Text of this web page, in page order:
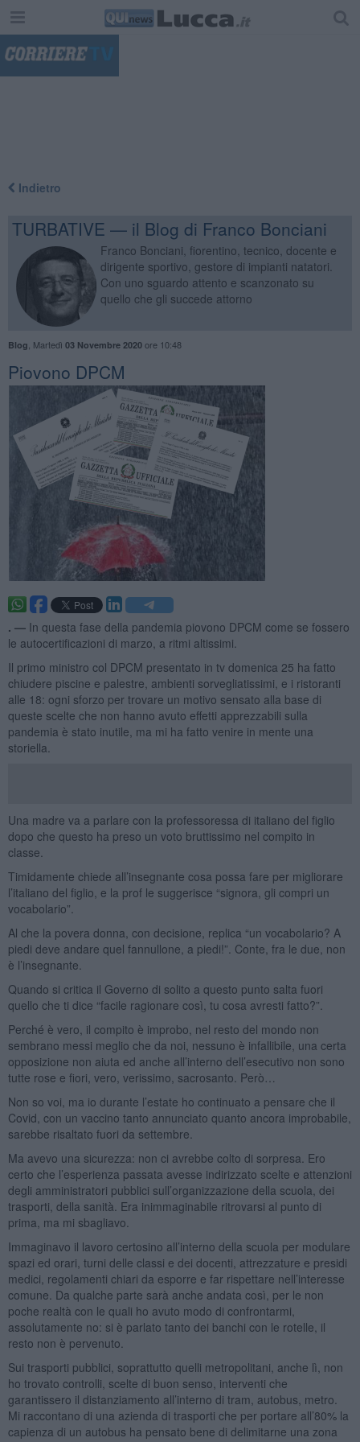
Indietro
TURBATIVE — il Blog di Franco Bonciani
Franco Bonciani, fiorentino, tecnico, docente e
dirigente sportivo, gestore di impianti natatori.
Con uno sguardo attento e scanzonato su
quello che gli succede attorno
Blog Martedì 03 Novembre 2020ore 10:48
Piovono DPCM
. — In questa fase della pandemia piovono DPCM come se fossero
le autocertificazioni di marzo, a ritmi altissimi.
Il primo ministro col DPCM presentato in tv domenica 25 ha fatto
chiudere piscine e palestre, ambienti sorvegliatissimi, e i ristoranti
alle 18: ogni sforzo per trovare un motivo sensato alla base di
queste scelte che non hanno avuto effetti apprezzabili sulla
pandemia è stato inutile, ma mi ha fatto venire in mente una
storiella.
Una madre va a parlare con la professoressa di italiano del figlio
dopo che questo ha preso un voto bruttissimo nel compito in
classe.
Timidamente chiede all’insegnante cosa possa fare per migliorare
l’italiano del figlio, e la prof le suggerisce “signora, gli compri un
vocabolario”.
Al che la povera donna, con decisione, replica “un vocabolario? A
piedi deve andare quel fannullone, a piedi!”. Conte, fra le due, non
è l’insegnante.
Quando si critica il Governo di solito a questo punto salta fuori
quello che ti dice “facile ragionare così, tu cosa avresti fatto?”.
Perché è vero, il compito è improbo, nel resto del mondo non
sembrano messi meglio che da noi, nessuno è infallibile, una certa
opposizione non aiuta ed anche all’interno dell’esecutivo non sono
tutte rose e fiori, vero, verissimo, sacrosanto. Però…
Non so voi, ma io durante l’estate ho continuato a pensare che il
Covid, con un vaccino tanto annunciato quanto ancora improbabile,
sarebbe risaltato fuori da settembre.
Ma avevo una sicurezza: non ci avrebbe colto di sorpresa. Ero
certo che l’esperienza passata avesse indirizzato scelte e attenzioni
degli amministratori pubblici sull’organizzazione della scuola, dei
trasporti, della sanità. Era inimmaginabile ritrovarsi al punto di
prima, ma mi sbagliavo.
Immaginavo il lavoro certosino all’interno della scuola per modulare
spazi ed orari, turni delle classi e dei docenti, attrezzature e presidi
medici, regolamenti chiari da esporre e far rispettare nell’interesse
comune. Da qualche parte sarà anche andata così, per le non
poche realtà con le quali ho avuto modo di confrontarmi,
assolutamente no: si è parlato tanto dei banchi con le rotelle, il
resto non è pervenuto.
Sui trasporti pubblici, soprattutto quelli metropolitani, anche lì, non
ho trovato controlli, scelte di buon senso, interventi che
garantissero il distanziamento all’interno di tram, autobus, metro.
Mi raccontano di una azienda di trasporti che per portare all’80% la
capienza di un autobus ha pensato bene di delimitarne una zona